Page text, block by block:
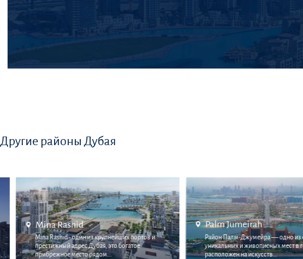
Другие районы Дубая
и
Palm Jumeirah
Район Палм-Джумейра — одно из самых
уникальных и живописных мест в городе. Он
расположен на искусств...
Bluewaters Island
Bluewaters Island —
от застройщика Meraas,
побережье района J...